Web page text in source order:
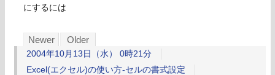
にするには
Newer Older
2004年10月13日（水） 0時21分
Excel(エクセル)の使い方-セルの書式設定